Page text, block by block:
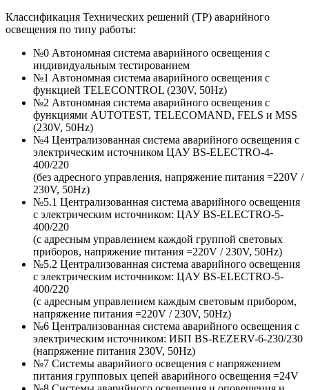
Классификация Технических решений (ТР) аварийного
освещения по типу работы:
№0 Автономная система аварийного освещения с
индивидуальным тестированием
№1 Автономная система аварийного освещения с
функцией TELECONTROL (230V, 50Hz)
№2 Автономная система аварийного освещения с
функциями AUTOTEST, TELECOMAND, FELS и MSS
(230V, 50Hz)
№4 Централизованная система аварийного освещения с
электрическим источником ЦАУ BS-ELECTRO-4-
400/220
(без адресного управления, напряжение питания =220V /
230V, 50Hz)
№5.1 Централизованная система аварийного освещения
с электрическим источником: ЦАУ BS-ELEСTRO-5-
400/220
(c адресным управлением каждой группой световых
приборов, напряжение питания =220V / 230V, 50Hz)
№5.2 Централизованная система аварийного освещения
с электрическим источником: ЦАУ BS-ELEСTRO-5-
400/220
(c адресным управлением каждым световым прибором,
напряжение питания =220V / 230V, 50Hz)
№6 Централизованная система аварийного освещения с
электрическим источником: ИБП BS-REZERV-6-230/230
(напряжение питания 230V, 50Hz)
№7 Системы аварийного освещения с напряжением
питания групповых цепей аварийного освещения =24V